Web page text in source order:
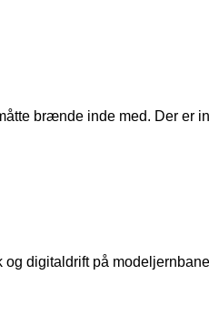
brænde inde med. Der
digitaldrift på